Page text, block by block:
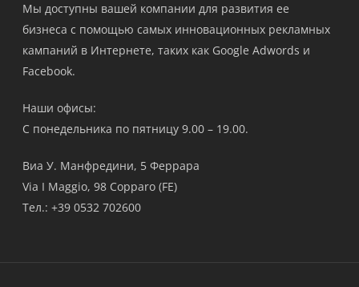
Мы доступны вашей компании для развития ее
бизнеса с помощью самых инновационных рекламных
кампаний в Интернете, таких как Google Adwords и
Facebook.
Наши офисы:
С понедельника по пятницу 9.00 – 19.00.
Виа У. Манфредини, 5 Феррара
Via I Maggio, 98 Copparo (FE)
Тел.: +39 0532 702600